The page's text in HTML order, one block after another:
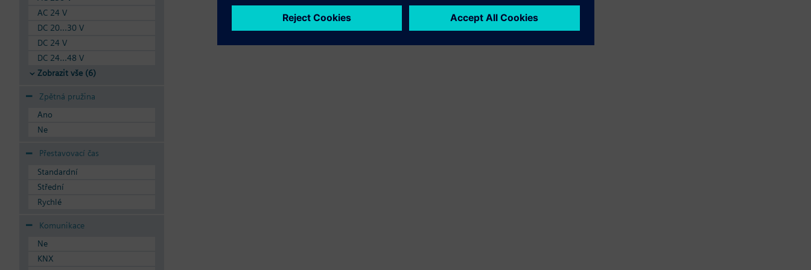
AC 24 V
DC 20...30 V
DC 24 V
DC 24...48 V
Zobrazit vše (6)
Zpětná pružina
Ano
Ne
Přestavovací čas
Standardní
Střední
Rychlé
Komunikace
Ne
KNX